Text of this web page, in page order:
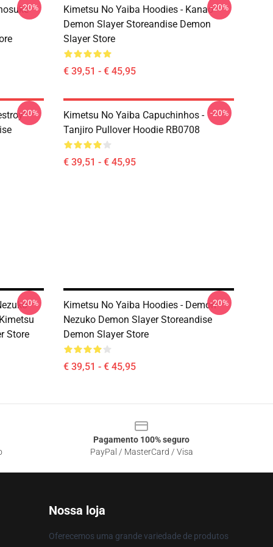
-20%
Kimetsu No Yaiba Hoodies - Kanao
Demon Slayer Storeandise Demon
Slayer Store
€ 39,51 - € 45,95
-20%
-20%
Kimetsu No Yaiba Capuchinhos -
Tanjiro Pullover Hoodie RB0708
€ 39,51 - € 45,95
-20%
Store
-20%
Kimetsu No Yaiba Hoodies - Demon
Nezuko Demon Slayer Storeandise
Demon Slayer Store
€ 39,51 - € 45,95
-20%
Pagamento 100% seguro
PayPal / MasterCard / Visa
Nossa loja
Oferecemos uma grande variedade de produtos